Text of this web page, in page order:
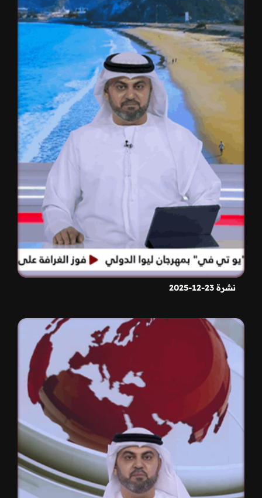
نشرة 23-12-2025